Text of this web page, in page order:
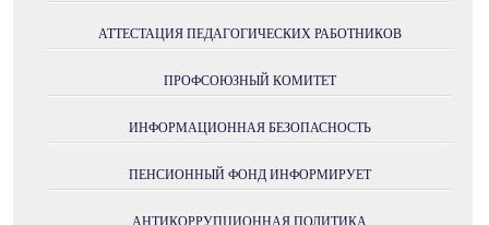
АТТЕСТАЦИЯ ПЕДАГОГИЧЕСКИХ РАБОТНИКОВ
ПРОФСОЮЗНЫЙ КОМИТЕТ
ИНФОРМАЦИОННАЯ БЕЗОПАСНОСТЬ
ПЕНСИОННЫЙ ФОНД ИНФОРМИРУЕТ
АНТИКОРРУПЦИОННАЯ ПОЛИТИКА